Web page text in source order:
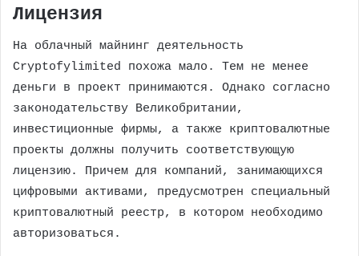
Лицензия
На облачный майнинг деятельность
Cryptofylimited похожа мало. Тем не менее
деньги в проект принимаются. Однако согласно
законодательству Великобритании,
инвестиционные фирмы, а также криптовалютные
проекты должны получить соответствующую
лицензию. Причем для компаний, занимающихся
цифровыми активами, предусмотрен специальный
криптовалютный реестр, в котором необходимо
авторизоваться.